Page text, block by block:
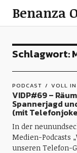
Benanza
Schlagwort:
PODCAST VOLL IN
VIDP#69 –
Spannerjagd
(mit
In der
Medien-Podcasts
unseren Telefon-